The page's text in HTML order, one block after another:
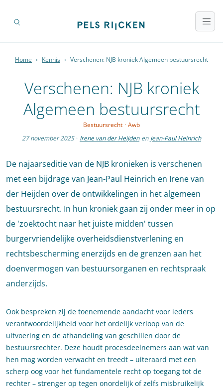
Home › Kennis › Verschenen: NJB kroniek Algemeen bestuursrecht
Verschenen: NJB kroniek
Algemeen bestuursrecht
Bestuursrecht · Awb
27 november 2025 · Irene van der Heijden en Jean-Paul Heinrich
De najaarseditie van de NJB kronieken is verschenen
met een bijdrage van Jean-Paul Heinrich en Irene van
der Heijden over de ontwikkelingen in het algemeen
bestuursrecht. In hun kroniek gaan zij onder meer in op
de 'zoektocht naar het juiste midden' tussen
burgervriendelijke overheidsdienstverlening en
rechtsbescherming enerzijds en de grenzen aan het
doenvermogen van bestuursorganen en rechtspraak
anderzijds.
Ook bespreken zij de toenemende aandacht voor ieders
verantwoordelijkheid voor het ordelijk verloop van de
uitvoering en de afhandeling van geschillen door de
bestuursrechter. Deze houdt procesdeelnemers aan wat van
hen mag worden verwacht en treedt – uiteraard met een
scherp oog voor het fundamentele recht op toegang tot de
rechter – strenger op tegen onordelijk of zelfs misbruikelijk